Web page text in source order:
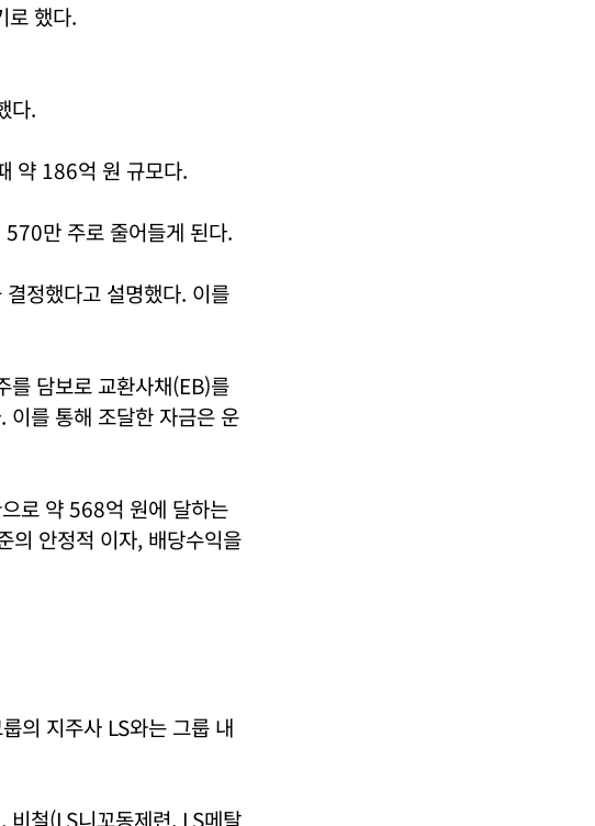
로 했다.
다.
약 186억 원 규모다.
만 주로 줄어들게 된다.
정했다고 설명했다. 이를
담보로 교환사채(EB)를
이를 통해 조달한 자금은 운
로 약 568억 원에 달하는
의 안정적 이자, 배당수익을
의 지주사 LS와는 그룹 내
비철(LS니꼬동제련, LS메탈